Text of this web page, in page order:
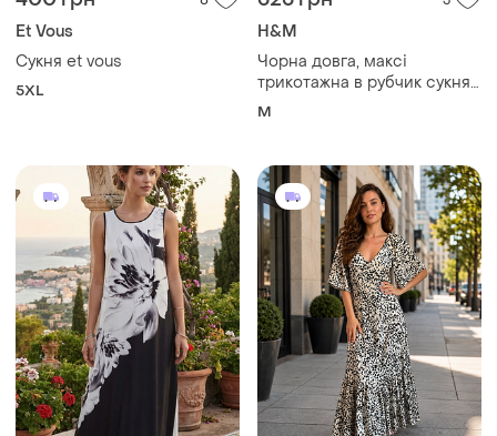
Et Vous
Сукня et vous
5XL
H&M
Чорна довга, максі
трикотажна в рубчик сукня
плаття комір стійка, довгий
M